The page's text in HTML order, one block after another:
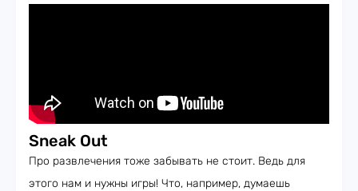
Sneak Out
Про развлечения тоже забывать не стоит. Ведь для
этого нам и нужны игры! Что, например, думаешь